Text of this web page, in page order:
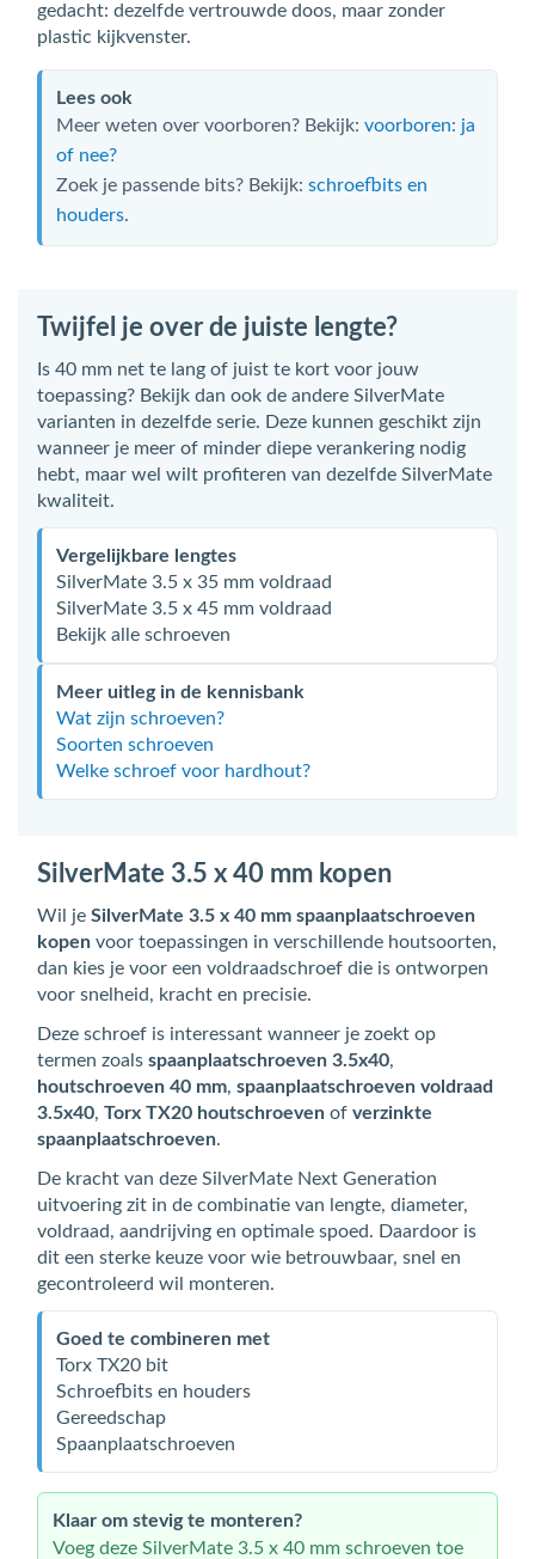
gedacht: dezelfde vertrouwde doos, maar zonder
plastic kijkvenster.
Lees ook
Meer weten over voorboren? Bekijk: voorboren: ja
of nee?
Zoek je passende bits? Bekijk: schroefbits en
houders.
Twijfel je over de juiste lengte?
Is 40 mm net te lang of juist te kort voor jouw
toepassing? Bekijk dan ook de andere SilverMate
varianten in dezelfde serie. Deze kunnen geschikt zijn
wanneer je meer of minder diepe verankering nodig
hebt, maar wel wilt profiteren van dezelfde SilverMate
kwaliteit.
Vergelijkbare lengtes
SilverMate 3.5 x 35 mm voldraad
SilverMate 3.5 x 45 mm voldraad
Bekijk alle schroeven
Meer uitleg in de kennisbank
Wat zijn schroeven?
Soorten schroeven
Welke schroef voor hardhout?
SilverMate 3.5 x 40 mm kopen
Wil je SilverMate 3.5 x 40 mm spaanplaatschroeven
kopen voor toepassingen in verschillende houtsoorten,
dan kies je voor een voldraadschroef die is ontworpen
voor snelheid, kracht en precisie.
Deze schroef is interessant wanneer je zoekt op
termen zoals spaanplaatschroeven 3.5x40,
houtschroeven 40 mm, spaanplaatschroeven voldraad
3.5x40, Torx TX20 houtschroeven of verzinkte
spaanplaatschroeven.
De kracht van deze SilverMate Next Generation
uitvoering zit in de combinatie van lengte, diameter,
voldraad, aandrijving en optimale spoed. Daardoor is
dit een sterke keuze voor wie betrouwbaar, snel en
gecontroleerd wil monteren.
Goed te combineren met
Torx TX20 bit
Schroefbits en houders
Gereedschap
Spaanplaatschroeven
Klaar om stevig te monteren?
Voeg deze SilverMate 3.5 x 40 mm schroeven toe